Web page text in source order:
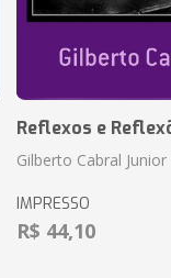
Reflexos e
Gilberto Cabral Junior
IMPRESSO
R$ 44,10